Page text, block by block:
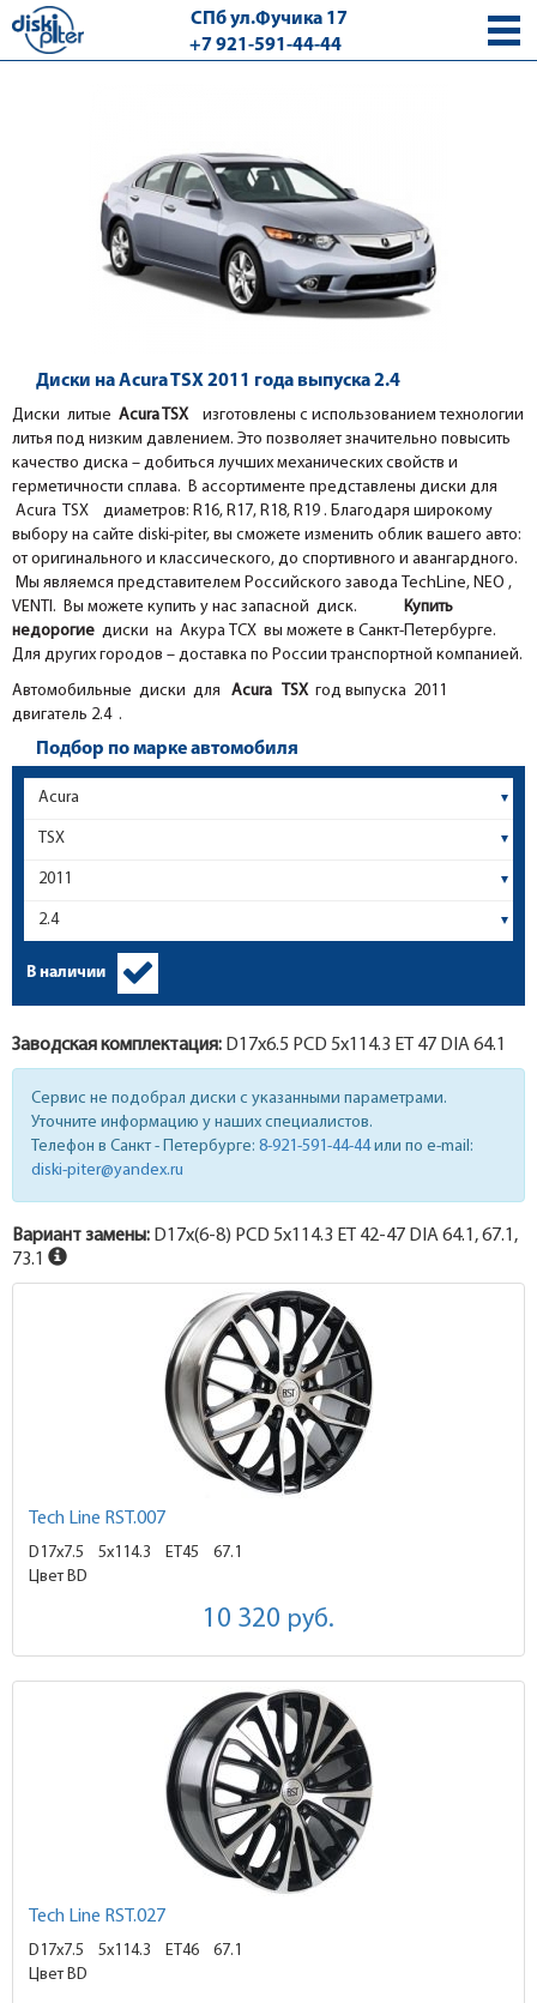
СПб ул.Фучика 17
+7 921-591-44-44
Диски на Acura TSX 2011 года выпуска 2.4
Диски литые Acura TSX изготовлены с использованием технологии
литья под низким давлением. Это позволяет значительно повысить
качество диска – добиться лучших механических свойств и
герметичности сплава. В ассортименте представлены диски для
Acura TSX диаметров: R16, R17, R18, R19 . Благодаря широкому
выбору на сайте diski-piter, вы сможете изменить облик вашего авто:
от оригинального и классического, до спортивного и авангардного.
Мы являемся представителем Российского завода TechLine, NEO ,
VENTI. Вы можете купить у нас запасной диск. Купить
недорогие диски на Акура ТСХ вы можете в Санкт-Петербурге.
Для других городов – доставка по России транспортной компанией.
Автомобильные диски для
Acura TSXгод выпуска 2011
двигатель 2.4 .
Подбор по марке автомобиля
В наличии
Заводская комплектация: D17x6.5 PCD 5x114.3 ET 47 DIA 64.1
Сервис не подобрал диски с указанными параметрами.
Уточните информацию у наших специалистов.
Телефон в Санкт - Петербурге: 8-921-591-44-44или по e-mail:
diski-piter@yandex.ru
Вариант замены: D17x(6-8) PCD 5x114.3 ET 42-47 DIA 64.1, 67.1,
73.1
Tech Line RST.007
D17x7.5 5x114.3 ET45
67.1
Цвет BD
10 320 руб.
Tech Line RST.027
D17x7.5 5x114.3 ET46
67.1
Цвет BD